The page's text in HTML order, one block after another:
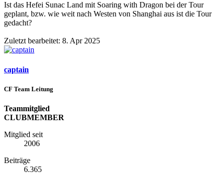
Ist das Hefei Sunac Land mit Soaring with Dragon bei der Tour
geplant, bzw. wie weit nach Westen von Shanghai aus ist die Tour
gedacht?
Zuletzt bearbeitet: 8. Apr 2025
captain
CF Team Leitung
Teammitglied
CLUBMEMBER
Mitglied seit
2006
Beiträge
6.365